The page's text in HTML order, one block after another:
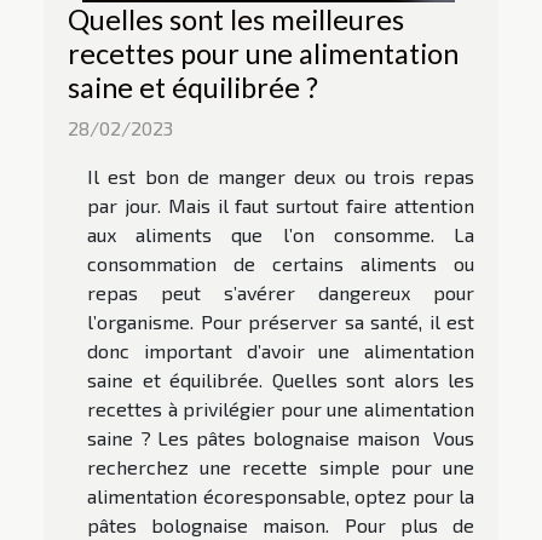
Quelles sont les meilleures
recettes pour une alimentation
saine et équilibrée ?
28/02/2023
Il est bon de manger deux ou trois repas
par jour. Mais il faut surtout faire attention
aux aliments que l’on consomme. La
consommation de certains aliments ou
repas peut s’avérer dangereux pour
l’organisme. Pour préserver sa santé, il est
donc important d’avoir une alimentation
saine et équilibrée. Quelles sont alors les
recettes à privilégier pour une alimentation
saine ? Les pâtes bolognaise maison Vous
recherchez une recette simple pour une
alimentation écoresponsable, optez pour la
pâtes bolognaise maison. Pour plus de